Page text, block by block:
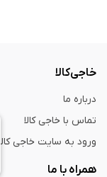
خاجی‌کالا
درباره ما
تماس با خاجی کالا
ورود به سایت خاجی‌ کالا
همراه با ما